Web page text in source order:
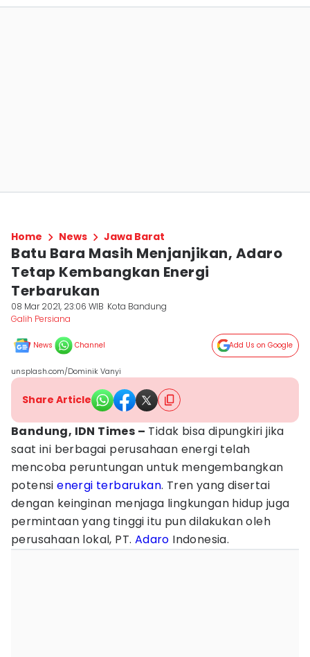
Home News Jawa Barat
Batu Bara Masih Menjanjikan, Adaro
Tetap Kembangkan Energi
Terbarukan
08 Mar 2021, 23:06 WIB Kota Bandung
Galih Persiana
News Channel Add Us on Google
unsplash.com/Dominik Vanyi
Share Article
Bandung, IDN Times – Tidak bisa dipungkiri jika
saat ini berbagai perusahaan energi telah
mencoba peruntungan untuk mengembangkan
potensienergi terbarukan. Tren yang disertai
dengan keinginan menjaga lingkungan hidup juga
permintaan yang tinggi itu pun dilakukan oleh
perusahaan lokal, PT. Adaro Indonesia.